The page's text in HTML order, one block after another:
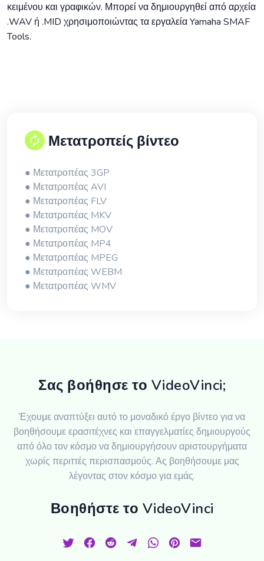
κειμένου και γραφικών. Μπορεί να δημιουργηθεί από αρχεία
.WAV ή .MID χρησιμοποιώντας τα εργαλεία Yamaha SMAF
Tools.
Μετατροπείς βίντεο
● Μετατροπέας 3GP
● Μετατροπέας AVI
● Μετατροπέας FLV
● Μετατροπέας MKV
● Μετατροπέας MOV
● Μετατροπέας MP4
● Μετατροπέας MPEG
● Μετατροπέας WEBM
● Μετατροπέας WMV
Σας βοήθησε το VideoVinci;
Έχουμε αναπτύξει αυτό το μοναδικό έργο βίντεο για να
βοηθήσουμε ερασιτέχνες και επαγγελματίες δημιουργούς
από όλο τον κόσμο να δημιουργήσουν αριστουργήματα
χωρίς περιττές περισπασμούς. Ας βοηθήσουμε μας
λέγοντας στον κόσμο για εμάς.
Βοηθήστε το VideoVinci